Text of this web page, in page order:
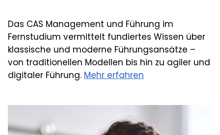
Das CAS Management und Führung im
Fernstudium vermittelt fundiertes Wissen über
klassische und moderne Führungsansätze –
von traditionellen Modellen bis hin zu agiler und
digitaler Führung. Mehr erfahren